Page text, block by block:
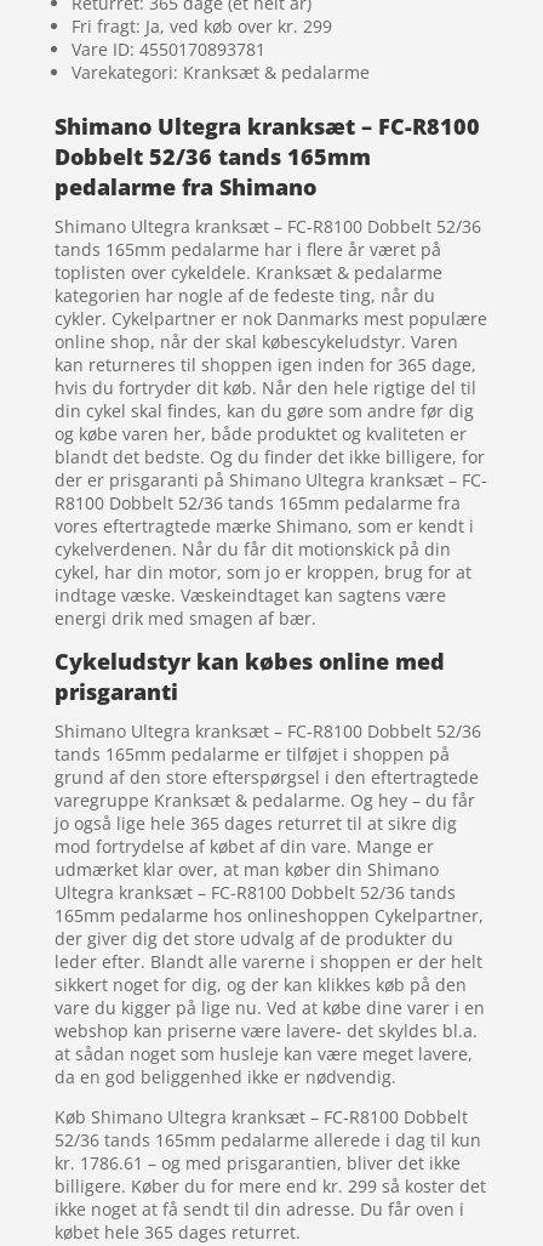
Fri fragt: Ja, ved køb over kr. 299
Vare ID: 4550170893781
Varekategori: Kranksæt & pedalarme
Shimano Ultegra kranksæt – FC-R8100
Dobbelt 52/36 tands 165mm
pedalarme fra Shimano
Shimano Ultegra kranksæt – FC-R8100 Dobbelt 52/36
tands 165mm pedalarme har i flere år været på
toplisten over cykeldele. Kranksæt & pedalarme
kategorien har nogle af de fedeste ting, når du
cykler. Cykelpartner er nok Danmarks mest populære
online shop, når der skal købescykeludstyr. Varen
kan returneres til shoppen igen inden for 365 dage,
hvis du fortryder dit køb. Når den hele rigtige del til
din cykel skal findes, kan du gøre som andre før dig
og købe varen her, både produktet og kvaliteten er
blandt det bedste. Og du finder det ikke billigere, for
der er prisgaranti på Shimano Ultegra kranksæt – FC-
R8100 Dobbelt 52/36 tands 165mm pedalarme fra
vores eftertragtede mærke Shimano, som er kendt i
cykelverdenen. Når du får dit motionskick på din
cykel, har din motor, som jo er kroppen, brug for at
indtage væske. Væskeindtaget kan sagtens være
energi drik med smagen af bær.
Cykeludstyr kan købes online med
prisgaranti
Shimano Ultegra kranksæt – FC-R8100 Dobbelt 52/36
tands 165mm pedalarme er tilføjet i shoppen på
grund af den store efterspørgsel i den eftertragtede
varegruppe Kranksæt & pedalarme. Og hey – du får
jo også lige hele 365 dages returret til at sikre dig
mod fortrydelse af købet af din vare. Mange er
udmærket klar over, at man køber din Shimano
Ultegra kranksæt – FC-R8100 Dobbelt 52/36 tands
165mm pedalarme hos onlineshoppen Cykelpartner,
der giver dig det store udvalg af de produkter du
leder efter. Blandt alle varerne i shoppen er der helt
sikkert noget for dig, og der kan klikkes køb på den
vare du kigger på lige nu. Ved at købe dine varer i en
webshop kan priserne være lavere- det skyldes bl.a.
at sådan noget som husleje kan være meget lavere,
da en god beliggenhed ikke er nødvendig.
Køb Shimano Ultegra kranksæt – FC-R8100 Dobbelt
52/36 tands 165mm pedalarme allerede i dag til kun
kr. 1786.61 – og med prisgarantien, bliver det ikke
billigere. Køber du for mere end kr. 299 så koster det
ikke noget at få sendt til din adresse. Du får oven i
købet hele 365 dages returret.